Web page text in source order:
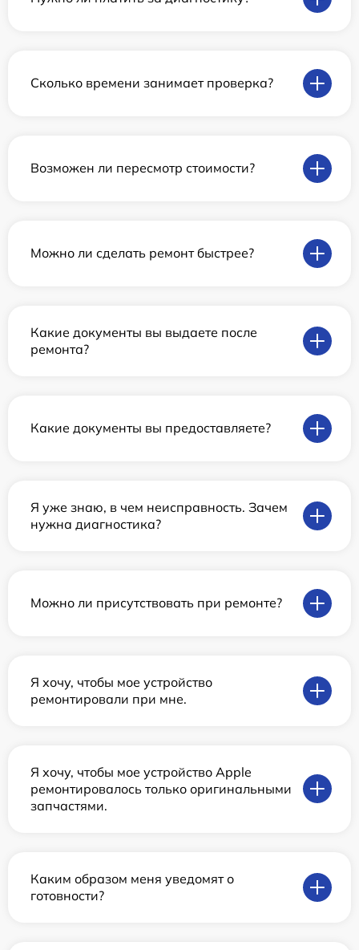
Сколько времени занимает проверка?
Возможен ли пересмотр стоимости?
Можно ли сделать ремонт быстрее?
Какие документы вы выдаете после
ремонта?
Какие документы вы предоставляете?
Я уже знаю, в чем неисправность. Зачем
нужна диагностика?
Можно ли присутствовать при ремонте?
Я хочу, чтобы мое устройство
ремонтировали при мне.
Я хочу, чтобы мое устройство Apple
ремонтировалось только оригинальными
запчастями.
Каким образом меня уведомят о
готовности?